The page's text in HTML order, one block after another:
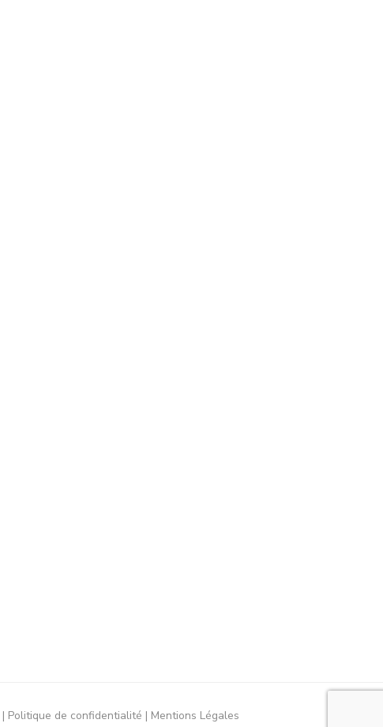
Politique de confidentialité Mentions Légales